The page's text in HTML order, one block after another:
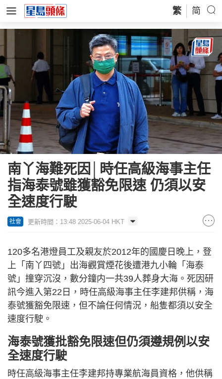
繁 简
南丫海難死因│時任高級海事主任
指海泰號雖獲豁免限速 仍須以安
全速度行駛
社會 更新時間：13:48 2025-06-04 HKT
120多名港燈員工及親友於2012年的國慶日晚上，登
上「南丫四號」出海觀賞煙花後遭港九小輪「海泰
號」撞穿沉沒，數分鐘内一共39人葬身大海。死因研
訊今進入第22日，時任高級海事主任李建邦供稱，海
泰號獲豁免限速，但不論任何情況，船隻都須以安全
速度行駛。
海泰號獲批豁免限速但仍須遵規例以安
全速度行駛
時任高級海事主任李建邦持專業航海員資格，他供稱